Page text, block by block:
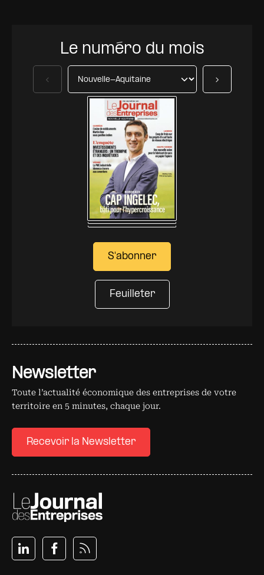
Newsletter
Toute l’actualité économique des entreprises de votre
territoire en 5 minutes, chaque jour.
Recevoir la Newsletter
Le numéro du mois
S'abonner
Feuilleter
Précédent Suivant